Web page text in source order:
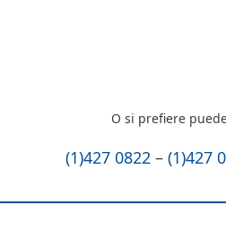
O si prefiere
(1)427 0822 – (1)427